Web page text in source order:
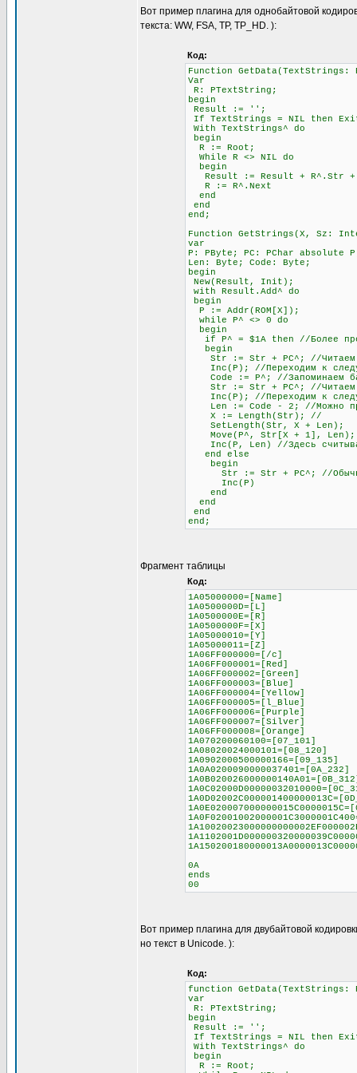
Вот пример плагина для однобайтовой
текста: WW, FSA, TP, TP_HD. ):
Код:
Function
Var
R: PTextString;
begin
Result := '';
If TextStrings = NIL then
With TextStrings^ do
begin
R := Root;
While R <> NIL do
begin
Result := Result + R^.Str +
R := R^.Next
end
end
end;
Function GetStrings(X, Sz:
var
P: PByte; PC: PChar absolute
Len: Byte; Code: Byte;
begin
New(Result, Init);
with Result.Add^ do
begin
P := Addr(ROM[X]);
while P^ <> 0 do
begin
if P^ = $1A then //Более
begin
Str := Str + PC^; //Читаем
Inc(P); //Переходим к
Code := P^; //Запоминаем
Str := Str + PC^; //Читаем
Inc(P); //Переходим к
Len := Code - 2; //Можно
X := Length(Str); //
SetLength(Str, X +
Move(P^, Str[X + 1],
Inc(P, Len) //Здесь
end else
begin
Str := Str + PC^; //Обычное
Inc(P)
end
end
end
end;
Фрагмент таблицы
Код:
1A05000000=[Name]
1A0500000D=[L]
1A0500000E=[R]
1A0500000F=[X]
1A05000010=[Y]
1A05000011=[Z]
1A06FF000000=[/c]
1A06FF000001=[Red]
1A06FF000002=[Green]
1A06FF000003=[Blue]
1A06FF000004=[Yellow]
1A06FF000005=[l_Blue]
1A06FF000006=[Purple]
1A06FF000007=[Silver]
1A06FF000008=[Orange]
1A070200060100=[07_101]
1A08020024000101=[08_120]
1A0902000500000166=[09_135]
1A0A0200090000037401=[0A_232]
0A
ends
00
Вот пример плагина для двубайтовой
но текст в Unicode. ):
Код:
function
var
R: PTextString;
begin
Result := '';
If TextStrings = NIL then
With TextStrings^ do
begin
R := Root;